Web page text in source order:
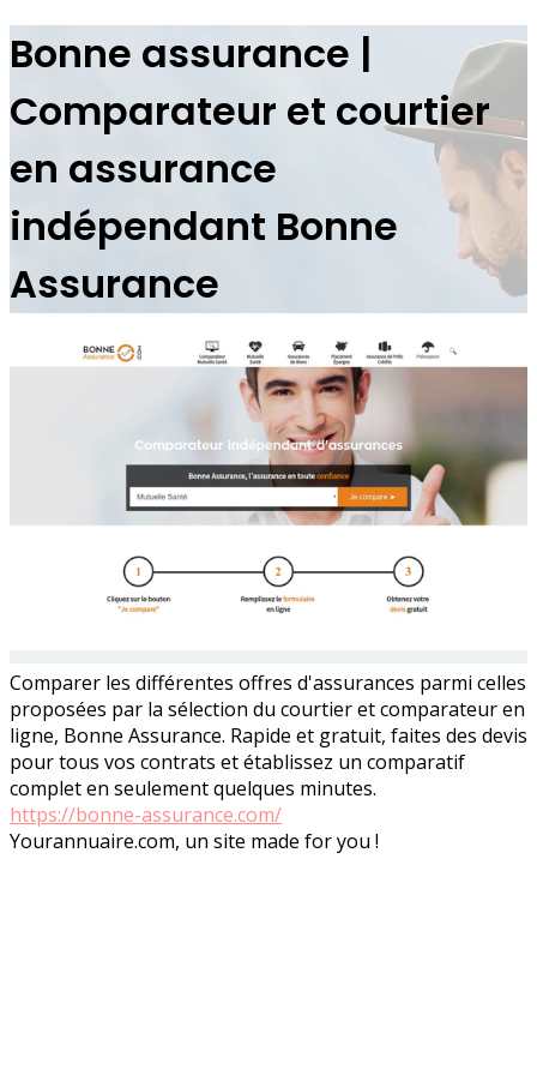
Bonne assurance |
Comparateur et courtier
en assurance
indépendant Bonne
Assurance
Comparer les différentes offres d'assurances parmi celles
proposées par la sélection du courtier et comparateur en
ligne, Bonne Assurance. Rapide et gratuit, faites des devis
pour tous vos contrats et établissez un comparatif
complet en seulement quelques minutes.
https://bonne-assurance.com/
Yourannuaire.com, un site made for you !